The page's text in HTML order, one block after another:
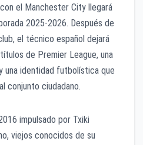
el Manchester City llegará
2025-2026. Después de
el técnico español dejará
de Premier League, una
una identidad futbolística que
conjunto ciudadano.
impulsado por Txiki
viejos conocidos de su